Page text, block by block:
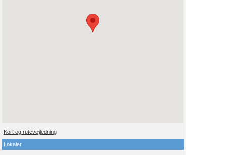
Kort og rutevejledning
Lokaler